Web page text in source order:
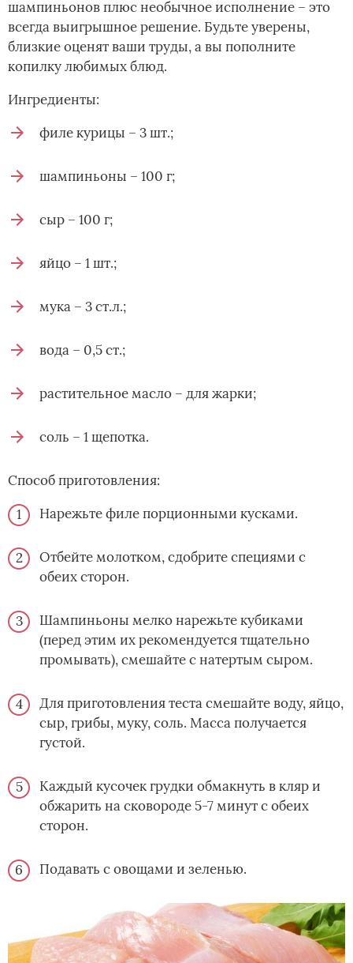
шампиньонов плюс необычное исполнение – это
всегда выигрышное решение. Будьте уверены,
близкие оценят ваши труды, а вы пополните
копилку любимых блюд.
Ингредиенты:
филе курицы – 3 шт.;
шампиньоны – 100 г;
сыр – 100 г;
яйцо – 1 шт.;
мука – 3 ст.л.;
вода – 0,5 ст.;
растительное масло – для жарки;
соль – 1 щепотка.
Способ приготовления:
Нарежьте филе порционными кусками.
Отбейте молотком, сдобрите специями с
обеих сторон.
Шампиньоны мелко нарежьте кубиками
(перед этим их рекомендуется тщательно
промывать), смешайте с натертым сыром.
Для приготовления теста смешайте воду, яйцо,
сыр, грибы, муку, соль. Масса получается
густой.
Каждый кусочек грудки обмакнуть в кляр и
обжарить на сковороде 5-7 минут с обеих
сторон.
Подавать с овощами и зеленью.